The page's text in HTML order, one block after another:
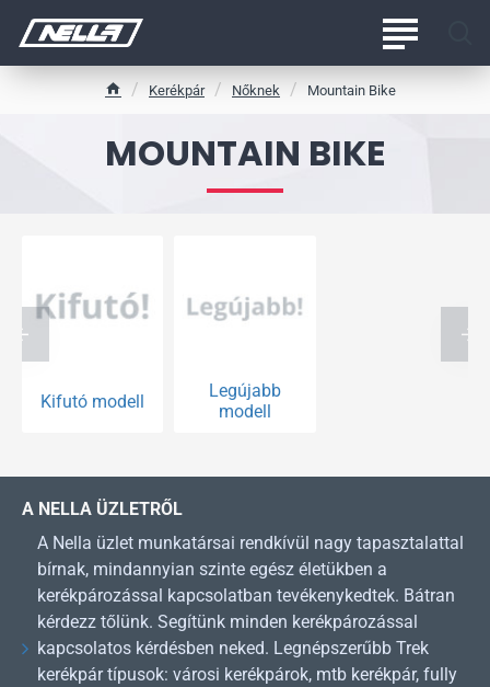
MOUNTAIN BIKE
m
e
Kerékpár Nőknek Mountain Bike
Kifutó modell
Legújabb
modell
A NELLA ÜZLETRŐL
A Nella üzlet munkatársai rendkívül nagy tapasztalattal
bírnak, mindannyian szinte egész életükben a
kerékpározással kapcsolatban tevékenykedtek. Bátran
kérdezz tőlünk. Segítünk minden kerékpározással
kapcsolatos kérdésben neked. Legnépszerűbb Trek
kerékpár típusok: városi kerékpárok, mtb kerékpár, fully